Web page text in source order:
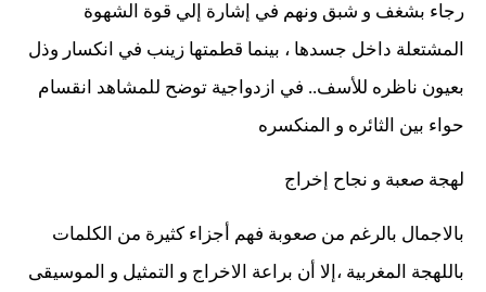
رجاء بشغف و شبق ونهم في إشارة إلي قوة الشهوة
المشتعلة داخل جسدها ، بينما قطمتها زينب في انكسار وذل
بعيون ناظره للأسف.. في ازدواجية توضح للمشاهد انقسام
حواء بين الثائره و المنكسره
لهجة صعبة و نجاح إخراج
بالاجمال بالرغم من صعوبة فهم أجزاء كثيرة من الكلمات
باللهجة المغربية ،إلا أن براعة الاخراج و التمثيل و الموسيقى